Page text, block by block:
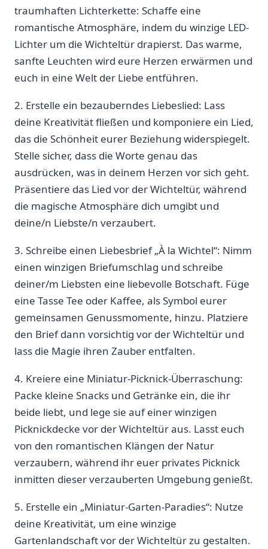
traumhaften Lichterkette: Schaffe eine
romantische Atmosphäre, indem du winzige LED-
Lichter um die Wichteltür ​drapierst. Das warme,
sanfte Leuchten wird eure Herzen erwärmen und
euch in eine Welt der Liebe ⁣entführen.
2. Erstelle ein bezauberndes Liebeslied: Lass
deine Kreativität fließen und komponiere ein Lied,
das die Schönheit⁤ eurer Beziehung widerspiegelt.
Stelle sicher,​ dass die Worte genau das
ausdrücken, was in deinem Herzen ‍vor sich geht.
Präsentiere ​das Lied vor der Wichteltür, während
die magische Atmosphäre dich umgibt und
deine/n Liebste/n verzaubert.
3. Schreibe ⁣einen Liebesbrief „À la Wichtel“: Nimm
einen winzigen ⁤Briefumschlag und schreibe
deiner/m Liebsten eine⁢ liebevolle‍ Botschaft.⁣ Füge
‌eine Tasse Tee oder Kaffee, als Symbol ⁢eurer
gemeinsamen⁣ Genussmomente, hinzu. Platziere
den Brief dann⁢ vorsichtig⁢ vor der Wichteltür und
lass die Magie ihren Zauber entfalten.
4. ‌Kreiere eine Miniatur-Picknick-Überraschung:
Packe kleine Snacks und Getränke ein, die ihr
beide liebt, ‍und lege sie auf‌ einer winzigen
Picknickdecke vor der Wichteltür aus. Lasst euch
von den romantischen Klängen der Natur ​
verzaubern, während ihr euer privates Picknick
inmitten dieser verzauberten Umgebung genießt.
5. Erstelle ein⁤ „Miniatur-Garten-Paradies“: ⁢Nutze
deine Kreativität, um eine winzige
Gartenlandschaft ⁤vor der Wichteltür zu gestalten.